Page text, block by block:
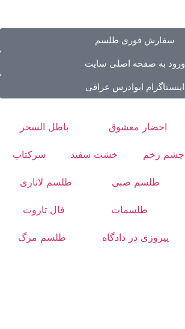
سفارش فوری طلسم
ورود به صفحه اصلی سایت
اینستاگرام ابوادرس عراقی
احضار معشوق باطل السحر
چشم زخم خشت سفید سرکتاب
طلسم صبی طلسم لاتاری
طلسمات فال تاروت
پیروزی در دادگاه طلسم مرگ